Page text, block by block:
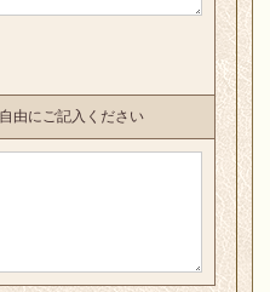
由にご記入ください